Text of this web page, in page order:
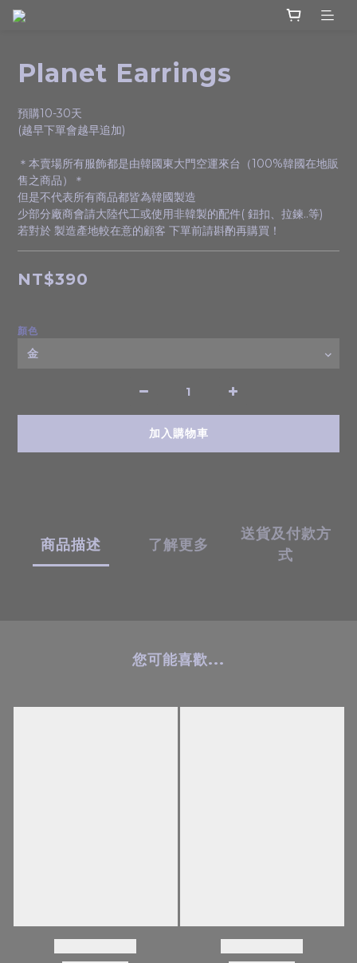
Planet Earrings
預購10-30天
(越早下單會越早追加)
＊本賣場所有服飾都是由韓國東大門空運來台（100%韓國在地販
售之商品）＊
但是不代表所有商品都皆為韓國製造
少部分廠商會請大陸代工或使用非韓製的配件( 鈕扣、拉鍊..等)
若對於 製造產地較在意的顧客 下單前請斟酌再購買！
NT$390
顏色
加入購物車
商品描述 了解更多
送貨及付款方
式
您可能喜歡...